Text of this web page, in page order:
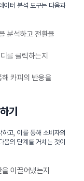
이터 분석 도구는 다음과
분석하고 전환율
를 클릭하는지
카피의 반응을
기
고, 이를 통해 소비자의
의 단계를 거치는 것이
이끌어냈는지